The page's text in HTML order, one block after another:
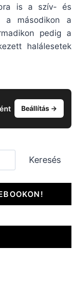
is a szív- és
a másodikon a
pedig a
halálesetek
Beállítás →
Keresés